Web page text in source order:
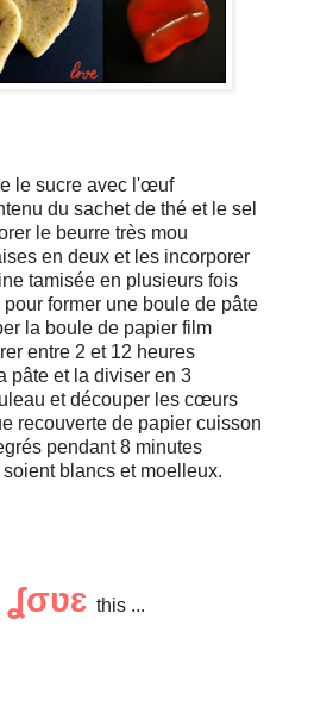
le sucre avec l'œuf
du sachet de thé et le sel
le beurre très mou
en deux et les incorporer
tamisée en plusieurs fois
former une boule de pâte
la boule de papier film
entre 2 et 12 heures
pâte et la diviser en 3
et découper les cœurs
recouverte de papier cuisson
pendant 8 minutes
blancs et moelleux.
ʆσʋɛ this ...